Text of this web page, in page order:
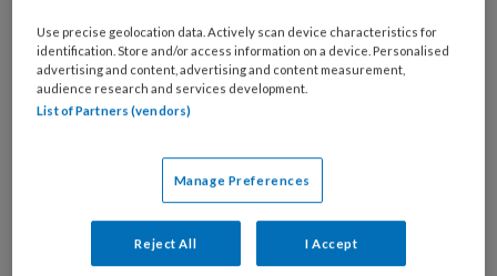
Meer werkdruk door
zorgenkinderen? ‘We zien geen
directe relatie’
Het aantal kinderen met extra zorgbehoefte lijkt
Use precise geolocation data. Actively scan device characteristics for
identification. Store and/or access information on a device. Personalised
advertising and content, advertising and content measurement,
audience research and services development.
List of Partners (vendors)
Manage Preferences
Reject All I Accept